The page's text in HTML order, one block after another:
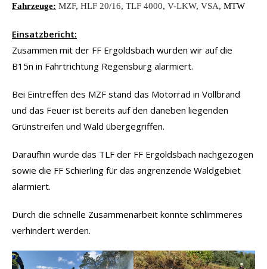
Fahrzeuge: MZF, HLF 20/16, TLF 4000, V-LKW, VSA, MTW
Einsatzbericht:
Zusammen mit der FF Ergoldsbach wurden wir auf die
B15n in Fahrtrichtung Regensburg alarmiert.
Bei Eintreffen des MZF stand das Motorrad in Vollbrand
und das Feuer ist bereits auf den daneben liegenden
Grünstreifen und Wald übergegriffen.
Daraufhin wurde das TLF der FF Ergoldsbach nachgezogen
sowie die FF Schierling für das angrenzende Waldgebiet
alarmiert.
Durch die schnelle Zusammenarbeit konnte schlimmeres
verhindert werden.